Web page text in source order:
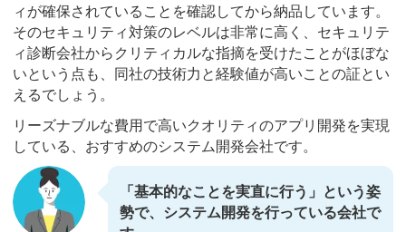
ィが確保されていることを確認してから納品しています。
そのセキュリティ対策のレベルは非常に高く、セキュリテ
ィ診断会社からクリティカルな指摘を受けたことがほぼな
いという点も、同社の技術力と経験値が高いことの証とい
えるでしょう。
リーズナブルな費用で高いクオリティのアプリ開発を実現
している、おすすめのシステム開発会社です。
「基本的なことを実直に行う」という姿
勢で、システム開発を行っている会社で